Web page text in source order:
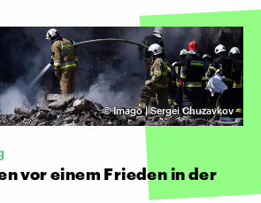
©Imago | Sergei Chuzavkov
vor einem Frieden in der